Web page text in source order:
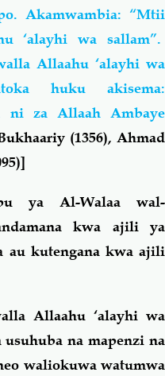
Akamwambia: “Mtii
‘alayhi wa sallam”.
Allaahu ‘alayhi wa
huku akisema:
ni za Allaah Ambaye
(1356), Ahmad
ya Al-Walaa wal-
kwa ajili ya
au kutengana kwa ajili
Allaahu ‘alayhi wa
na mapenzi na
waliokuwa watumwa